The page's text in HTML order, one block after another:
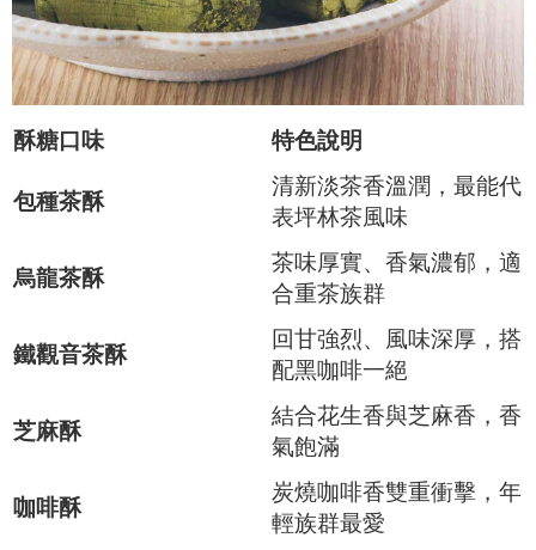
酥糖口味 特色說明
包種茶酥
清新淡茶香溫潤，最能代
表坪林茶風味
烏龍茶酥
茶味厚實、香氣濃郁，適
合重茶族群
鐵觀音茶酥
回甘強烈、風味深厚，搭
配黑咖啡一絕
芝麻酥
結合花生香與芝麻香，香
氣飽滿
咖啡酥
炭燒咖啡香雙重衝擊，年
輕族群最愛